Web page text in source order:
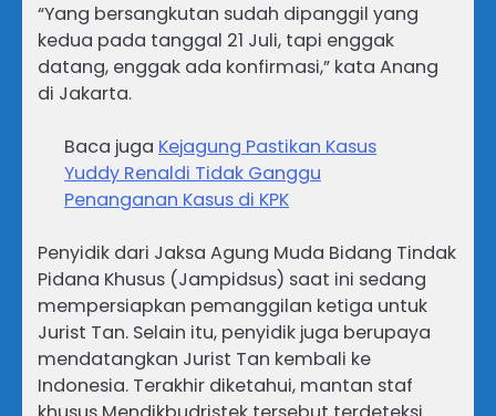
“Yang bersangkutan sudah dipanggil yang
kedua pada tanggal 21 Juli, tapi enggak
datang, enggak ada konfirmasi,” kata Anang
di Jakarta.
Baca juga Kejagung Pastikan Kasus
Yuddy Renaldi Tidak Ganggu
Penanganan Kasus di KPK
Penyidik dari Jaksa Agung Muda Bidang Tindak
Pidana Khusus (Jampidsus) saat ini sedang
mempersiapkan pemanggilan ketiga untuk
Jurist Tan. Selain itu, penyidik juga berupaya
mendatangkan Jurist Tan kembali ke
Indonesia. Terakhir diketahui, mantan staf